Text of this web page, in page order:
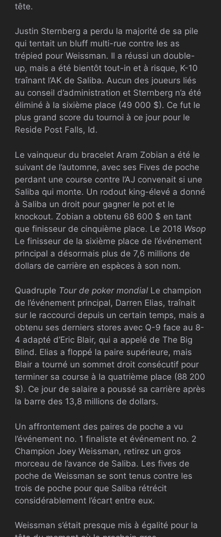
tête.
Justin Sternberg a perdu la majorité de sa pile
qui tentait un bluff multi-rue contre les as
trépied pour Weissman. Il a réussi un double-
up, mais a été bientôt tout-in et à risque, K-10
traînant l’AK de Saliba. Aucun des joueurs liés
au conseil d’administration et Sternberg n’a été
éliminé à la sixième place (49 000 $). Ce fut le
plus grand score du tournoi à ce jour pour le
Reside Post Falls, Id.
Le vainqueur du bracelet Aram Zobian a été le
suivant de l’automne, avec ses Fives de poche
perdant une course contre l’AJ convenait si une
Saliba qui monte. Un rodout king-élevé a donné
à Saliba un droit pour gagner le pot et le
knockout. Zobian a obtenu 68 600 $ en tant
que finisseur de cinquième place. Le 2018 Wsop
Le finisseur de la sixième place de l’événement
principal a désormais plus de 7,6 millions de
dollars de carrière en espèces à son nom.
Quadruple Tour de poker mondial Le champion
de l’événement principal, Darren Elias, traînait
sur le raccourci depuis un certain temps, mais a
obtenu ses derniers stores avec Q-9 face au 8-
4 adapté d’Eric Blair, qui a appelé de The Big
Blind. Elias a floppé la paire supérieure, mais
Blair a tourné un sommet droit consécutif pour
terminer sa course à la quatrième place (88 200
$). Ce jour de salaire a poussé sa carrière après
la barre des 13,8 millions de dollars.
Un affrontement des paires de poche a vu
l’événement no. 1 finaliste et événement no. 2
Champion Joey Weissman, retirez un gros
morceau de l’avance de Saliba. Les fives de
poche de Weissman se sont tenus contre les
trois de poche pour que Saliba rétrécit
considérablement l’écart entre eux.
Weissman s’était presque mis à égalité pour la